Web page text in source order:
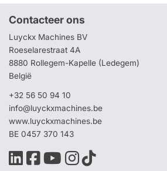
Contacteer ons
Luyckx Machines BV
Roeselarestraat 4A
8880 Rollegem-Kapelle (Ledegem)
België
+32 56 50 94 10
info@luyckxmachines.be
www.luyckxmachines.be
BE 0457 370 143